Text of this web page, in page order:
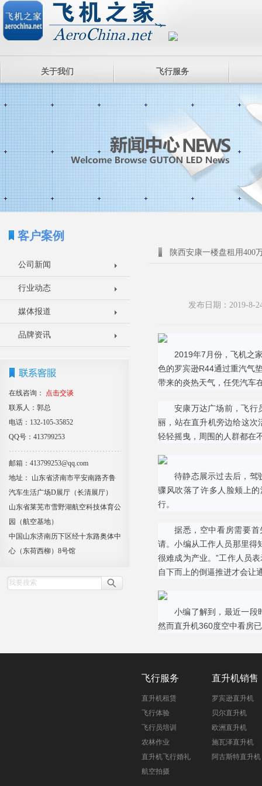
关于我们 飞行服务
客户案例
公司新闻
行业动态
媒体报道
品牌资讯
在线咨询：
点击交谈
联系人：郭总
电话：132-105-35852
QQ号：413799253
邮箱：413799253@qq.com
地址： 山东省济南市平安南路齐鲁
汽车生活广场D展厅（长清展厅）
山东省莱芜市雪野湖航空科技体育公
园（航空基地）
中国山东济南历下区经十东路奥体中
心（东荷西柳）8号馆
陕西安康一楼盘租用400
发布日期：2019-8-
2019年7月份，飞机之
色的罗宾逊R44通过重汽气
带来的炎热天气，任凭汽车
安康万达广场前，飞行
丽，站在直升机旁边给这次
轻轻摇曳，周围的人群都在
待静态展示过去后，驾
骤风吹落了许多人脸颊上
行。
据悉，空中看房需要
请。小编从工作人员那里得
很难成为产业。”工作人员
自下而上的倒逼推进才会让
小编了解到，最近一段
然而直升机360度空中看房
飞行服务
直升机租赁
飞行体验
飞行员培训
农林作业
直升机飞行婚礼
航空拍摄
直升机销售
罗宾逊直升机
贝尔直升机
欧洲直升机
施瓦泽直升机
阿古斯特直升机